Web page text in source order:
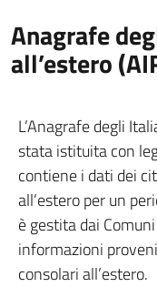
Anagrafe
all’estero
L’Anagrafe degli
stata istituita con
contiene i dati dei
all’estero per un
è gestita dai
informazioni
consolari all’estero.